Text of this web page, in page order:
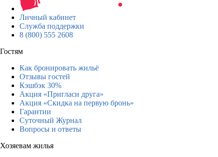
Личный кабинет
Служба поддержки
8 (800) 555 2608
Гостям
Как бронировать жильё
Отзывы гостей
Кэшбэк 30%
Акция «Пригласи друга»
Акция «Скидка на первую бронь»
Гарантии
Суточный Журнал
Вопросы и ответы
Хозяевам жилья